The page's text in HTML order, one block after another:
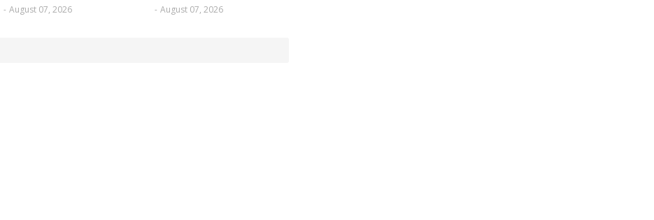
- August 07, 2026 - August 07, 2026